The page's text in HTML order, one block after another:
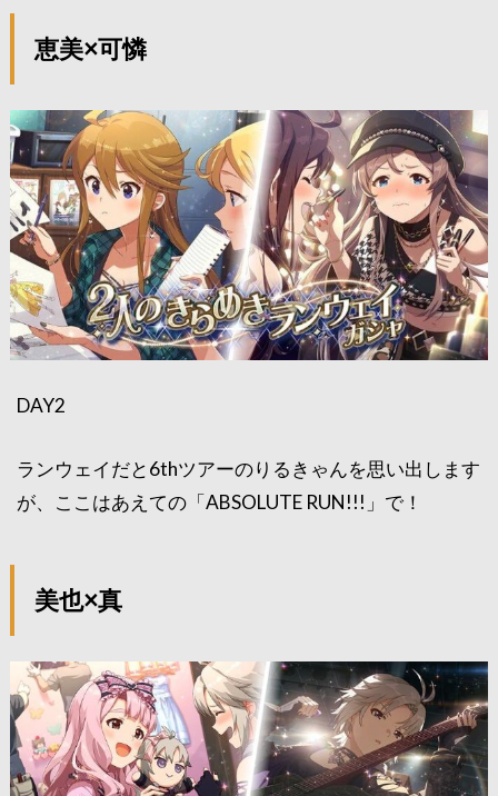
恵美×可憐
DAY2
ランウェイだと6thツアーのりるきゃんを思い出します
が、ここはあえての「ABSOLUTE RUN!!!」で！
美也×真